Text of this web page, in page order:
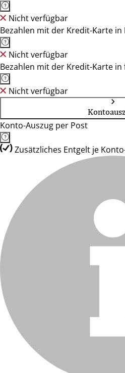
Nicht verfügbar
Bezahlen mit der Kredit-Karte in
Nicht verfügbar
Bezahlen mit der Kredit-Karte
Nicht verfügbar
Konto-Auszug per Post
Zusätzliches Entgelt je